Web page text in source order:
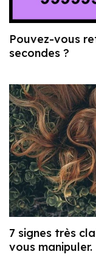
Pouvez-vous
secondes ?
7 signes très
vous manipuler.